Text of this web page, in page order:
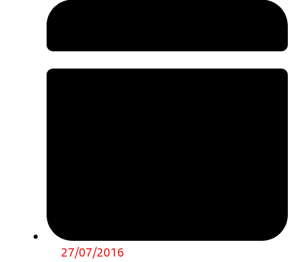
27/07/2016